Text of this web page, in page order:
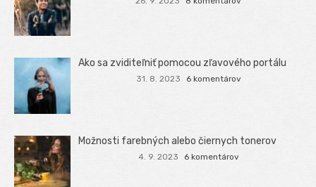
Ako sa zviditeľniť pomocou zľavového portálu
31. 8. 2023 6 komentárov
Možnosti farebných alebo čiernych tonerov
4. 9. 2023 6 komentárov